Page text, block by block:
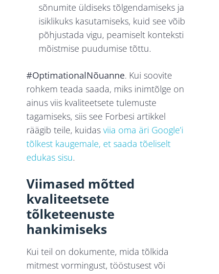
sõnumite üldiseks tõlgendamiseks ja
isiklikuks kasutamiseks, kuid see võib
põhjustada vigu, peamiselt konteksti
mõistmise puudumise tõttu.
#OptimationalNõuanne. Kui soovite
rohkem teada saada, miks inimtõlge on
ainus viis kvaliteetsete tulemuste
tagamiseks, siis see Forbesi artikkel
räägib teile, kuidasviia oma äri Google’i
tõlkest kaugemale, et saada tõeliselt
edukas sisu.
Viimased mõtted
kvaliteetsete
tõlketeenuste
hankimiseks
Kui teil on dokumente, mida tõlkida
mitmest vormingust, tööstusest või